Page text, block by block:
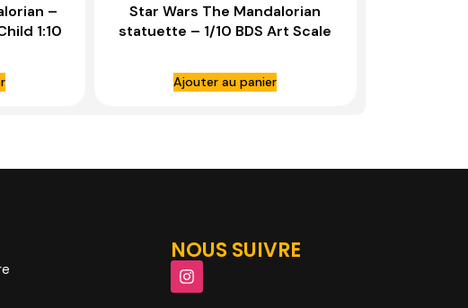
–
1:10
Star Wars The Mandalorian
statuette – 1/10 BDS Art Scale
Ajouter au panier
NOUS SUIVRE